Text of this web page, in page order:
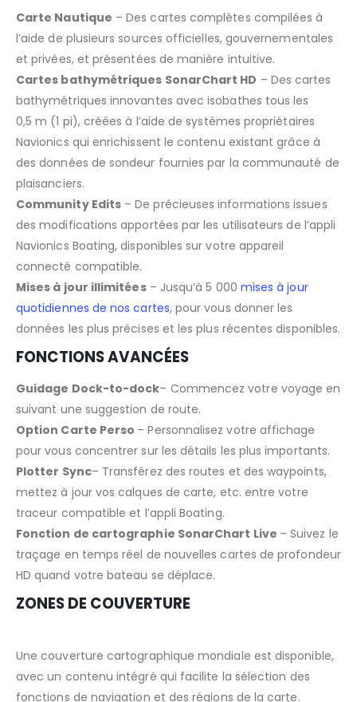
Carte Nautique – Des cartes complètes compilées à
l’aide de plusieurs sources officielles, gouvernementales
et privées, et présentées de manière intuitive.
Cartes bathymétriques SonarChart HD – Des cartes
bathymétriques innovantes avec isobathes tous les
0,5 m (1 pi), créées à l’aide de systèmes propriétaires
Navionics qui enrichissent le contenu existant grâce à
des données de sondeur fournies par la communauté de
plaisanciers.
Community Edits – De précieuses informations issues
des modifications apportées par les utilisateurs de l’appli
Navionics Boating, disponibles sur votre appareil
connecté compatible.
Mises à jour illimitées– Jusqu’à 5 000 mises à jour
quotidiennes de nos cartes, pour vous donner les
données les plus précises et les plus récentes disponibles.
FONCTIONS AVANCÉES
Guidage Dock-to-dock– Commencez votre voyage en
suivant une suggestion de route.
Option Carte Perso – Personnalisez votre affichage
pour vous concentrer sur les détails les plus importants.
Plotter Sync– Transférez des routes et des waypoints,
mettez à jour vos calques de carte, etc. entre votre
traceur compatible et l’appli Boating.
Fonction de cartographie SonarChart Live – Suivez le
traçage en temps réel de nouvelles cartes de profondeur
HD quand votre bateau se déplace.
ZONES DE COUVERTURE
Une couverture cartographique mondiale est disponible,
avec un contenu intégré qui facilite la sélection des
fonctions de navigation et des régions de la carte.